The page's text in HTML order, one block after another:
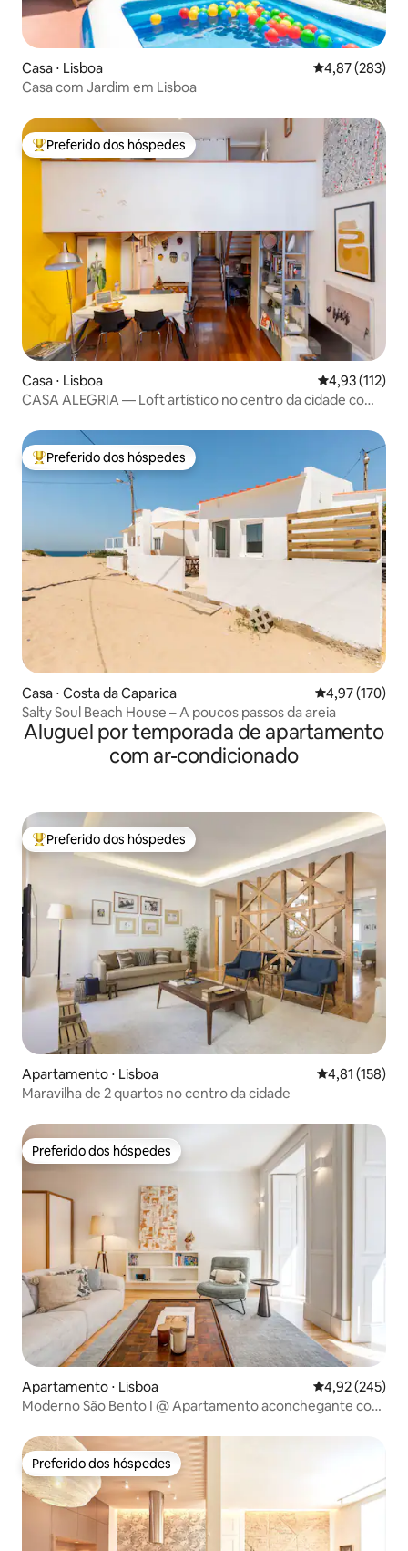
Casa ⋅ Lisboa 4,87 de uma
4,87 (283)
Casa com Jardim em Lisboa
Entre os melhores preferidos dos hóspedes
Preferido dos hóspedes
Casa ⋅ Lisboa 4,93 de uma
4,93 (112)
CASA ALEGRIA — Loft artístico no centro da cidade com
Entre os melhores preferidos dos hóspedes
Preferido dos hóspedes
Casa ⋅ Costa da Caparica 4,97 de uma
4,97 (170)
Salty Soul Beach House – A poucos passos da areia
Aluguel por temporada de apartamento
com ar-condicionado
Entre os melhores preferidos dos hóspedes
Preferido dos hóspedes
Apartamento ⋅ Lisboa 4,81 de uma
4,81 (158)
Maravilha de 2 quartos no centro da cidade
Preferido dos hóspedes
Preferido dos hóspedes
Apartamento ⋅ Lisboa 4,92 de uma
4,92 (245)
Moderno São Bento I @ Apartamento aconchegante com
Preferido dos hóspedes
Preferido dos hóspedes